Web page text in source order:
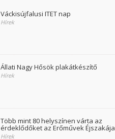
Váckisújfalusi ITET nap
Hírek
Állati Nagy Hősök plakátkészítő
Hírek
Több mint 80 helyszínen várta az
érdeklődőket az Erőművek Éjszakája
Hírek